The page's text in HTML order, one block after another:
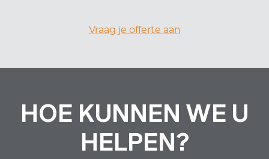
Vraag je offerte aan
HOE KUNNEN WE U
HELPEN?